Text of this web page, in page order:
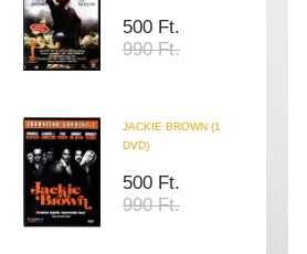
500 Ft.
990 Ft.
JACKIE BROWN (1
DVD)
500 Ft.
990 Ft.